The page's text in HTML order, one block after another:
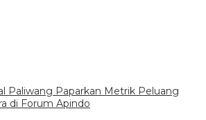
Paliwang Paparkan Metrik Peluang
di Forum Apindo